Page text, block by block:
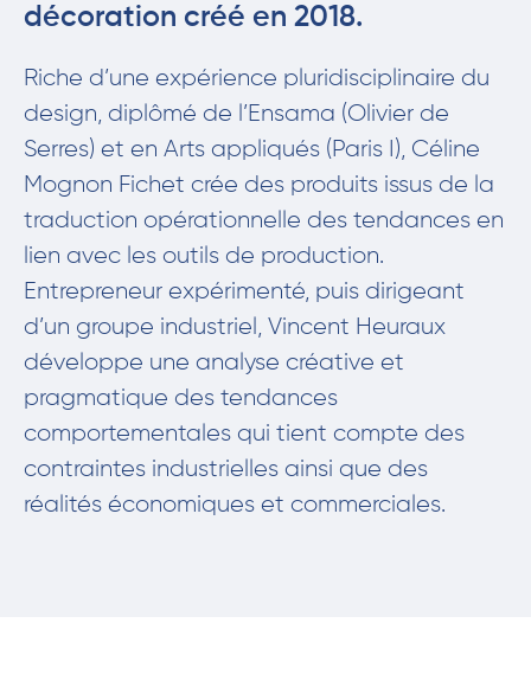
décoration créé en 2018.
Riche d’une expérience pluridisciplinaire du
design, diplômé de l’Ensama (Olivier de
Serres) et en Arts appliqués (Paris I), Céline
Mognon Fichet crée des produits issus de la
traduction opérationnelle des tendances en
lien avec les outils de production.
Entrepreneur expérimenté, puis dirigeant
d’un groupe industriel, Vincent Heuraux
développe une analyse créative et
pragmatique des tendances
comportementales qui tient compte des
contraintes industrielles ainsi que des
réalités économiques et commerciales.